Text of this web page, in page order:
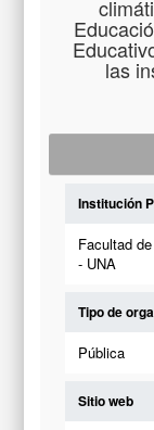
las
Institución
Facultad
- UNA
Tipo de
Pública
Sitio web